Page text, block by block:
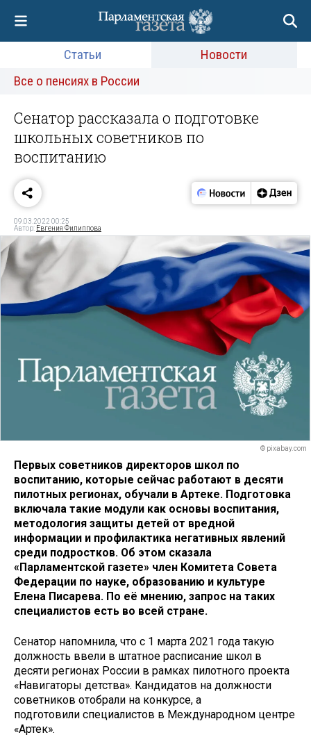
Статьи
Новости
Все о пенсиях в России
Сенатор рассказала о подготовке
школьных советников по
воспитанию
09.03.2022 00:25
Автор: Евгения Филиппова
© pixabay.com
Первых советников директоров школ по
воспитанию, которые сейчас работают в десяти
пилотных регионах, обучали в Артеке. Подготовка
включала такие модули как основы воспитания,
методология защиты детей от вредной
информации и профилактика негативных явлений
среди подростков. Об этом сказала
«Парламентской газете» член Комитета Совета
Федерации по науке, образованию и культуре
Елена Писарева. По её мнению, запрос на таких
специалистов есть во всей стране.
Сенатор напомнила, что с 1 марта 2021 года такую
должность ввели в штатное расписание школ в
десяти регионах России в рамках пилотного проекта
«Навигаторы детства». Кандидатов на должности
советников отобрали на конкурсе, а
подготовили специалистов в Международном центре
«Артек».